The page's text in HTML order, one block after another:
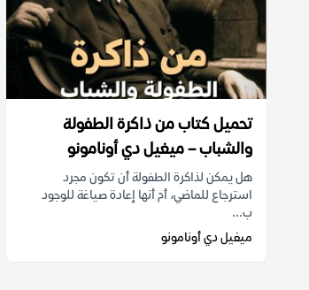
تحميل كتاب من ذاكرة الطفولة
والشباب – ميغيل دي أونامونو
هل يمكن لذاكرة الطفولة أن تكون مجرد
استرجاع للماضي، أم أنها إعادة صياغة للوجود
ب...
ميغيل دي أونامونو